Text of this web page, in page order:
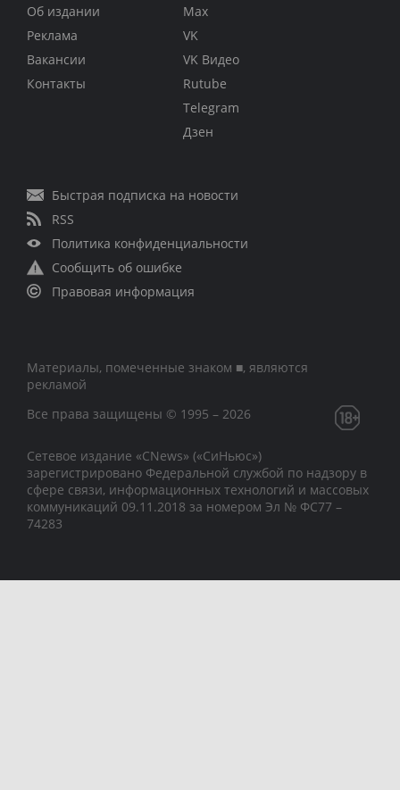
Об издании
Реклама
Вакансии
Контакты
Max
VK
VK Видео
Rutube
Telegram
Дзен
Быстрая подписка на новости
RSS
Политика конфиденциальности
Сообщить об ошибке
Правовая информация
Материалы, помеченные знаком ■, являются
рекламой
Все права защищены © 1995 – 2026
Сетевое издание «CNews» («СиНьюс»)
зарегистрировано Федеральной службой по надзору в
сфере связи, информационных технологий и массовых
коммуникаций 09.11.2018 за номером Эл № ФС77 –
74283